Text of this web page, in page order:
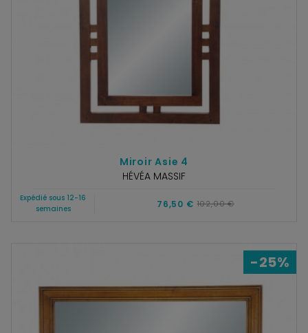
Miroir Asie 4
HÉVÉA MASSIF
Expédié sous 12-16
semaines
76,50 € 102,00 €
-25%